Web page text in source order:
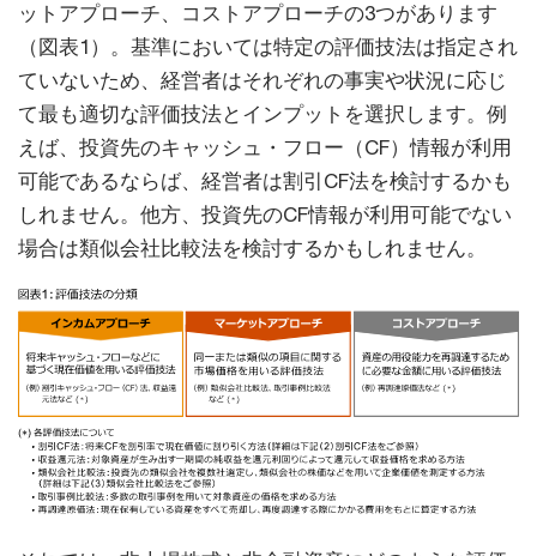
ットアプローチ、コストアプローチの3つがあります
（図表1）。基準においては特定の評価技法は指定され
ていないため、経営者はそれぞれの事実や状況に応じ
て最も適切な評価技法とインプットを選択します。例
えば、投資先のキャッシュ・フロー（CF）情報が利用
可能であるならば、経営者は割引CF法を検討するかも
しれません。他方、投資先のCF情報が利用可能でない
場合は類似会社比較法を検討するかもしれません。